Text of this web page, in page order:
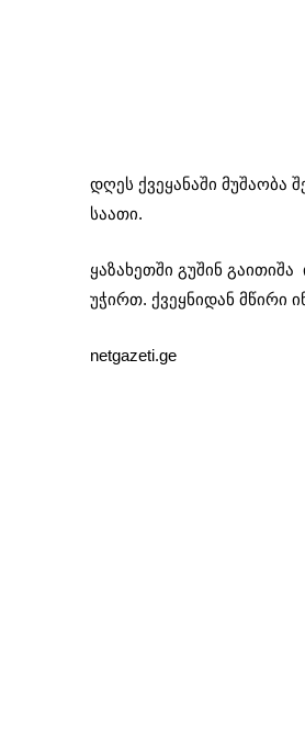
დღეს ქვეყანაში მუშაობა
საათი.
ყაზახეთში გუშინ
უჭირთ. ქვეყნიდან მწირი
netgazeti.ge